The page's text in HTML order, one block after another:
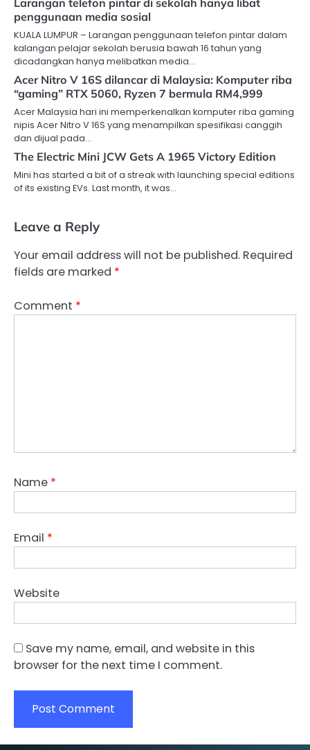
Larangan telefon pintar di sekolah hanya libat
penggunaan media sosial
KUALA LUMPUR – Larangan penggunaan telefon pintar dalam
kalangan pelajar sekolah berusia bawah 16 tahun yang
dicadangkan hanya melibatkan media…
Acer Nitro V 16S dilancar di Malaysia: Komputer riba
“gaming” RTX 5060, Ryzen 7 bermula RM4,999
Acer Malaysia hari ini memperkenalkan komputer riba gaming
nipis Acer Nitro V 16S yang menampilkan spesifikasi canggih
dan dijual pada…
The Electric Mini JCW Gets A 1965 Victory Edition
Mini has started a bit of a streak with launching special editions
of its existing EVs. Last month, it was…
Leave a Reply
Your email address will not be published. Required
fields are marked *
Comment *
Name *
Email *
Website
Save my name, email, and website in this
browser for the next time I comment.